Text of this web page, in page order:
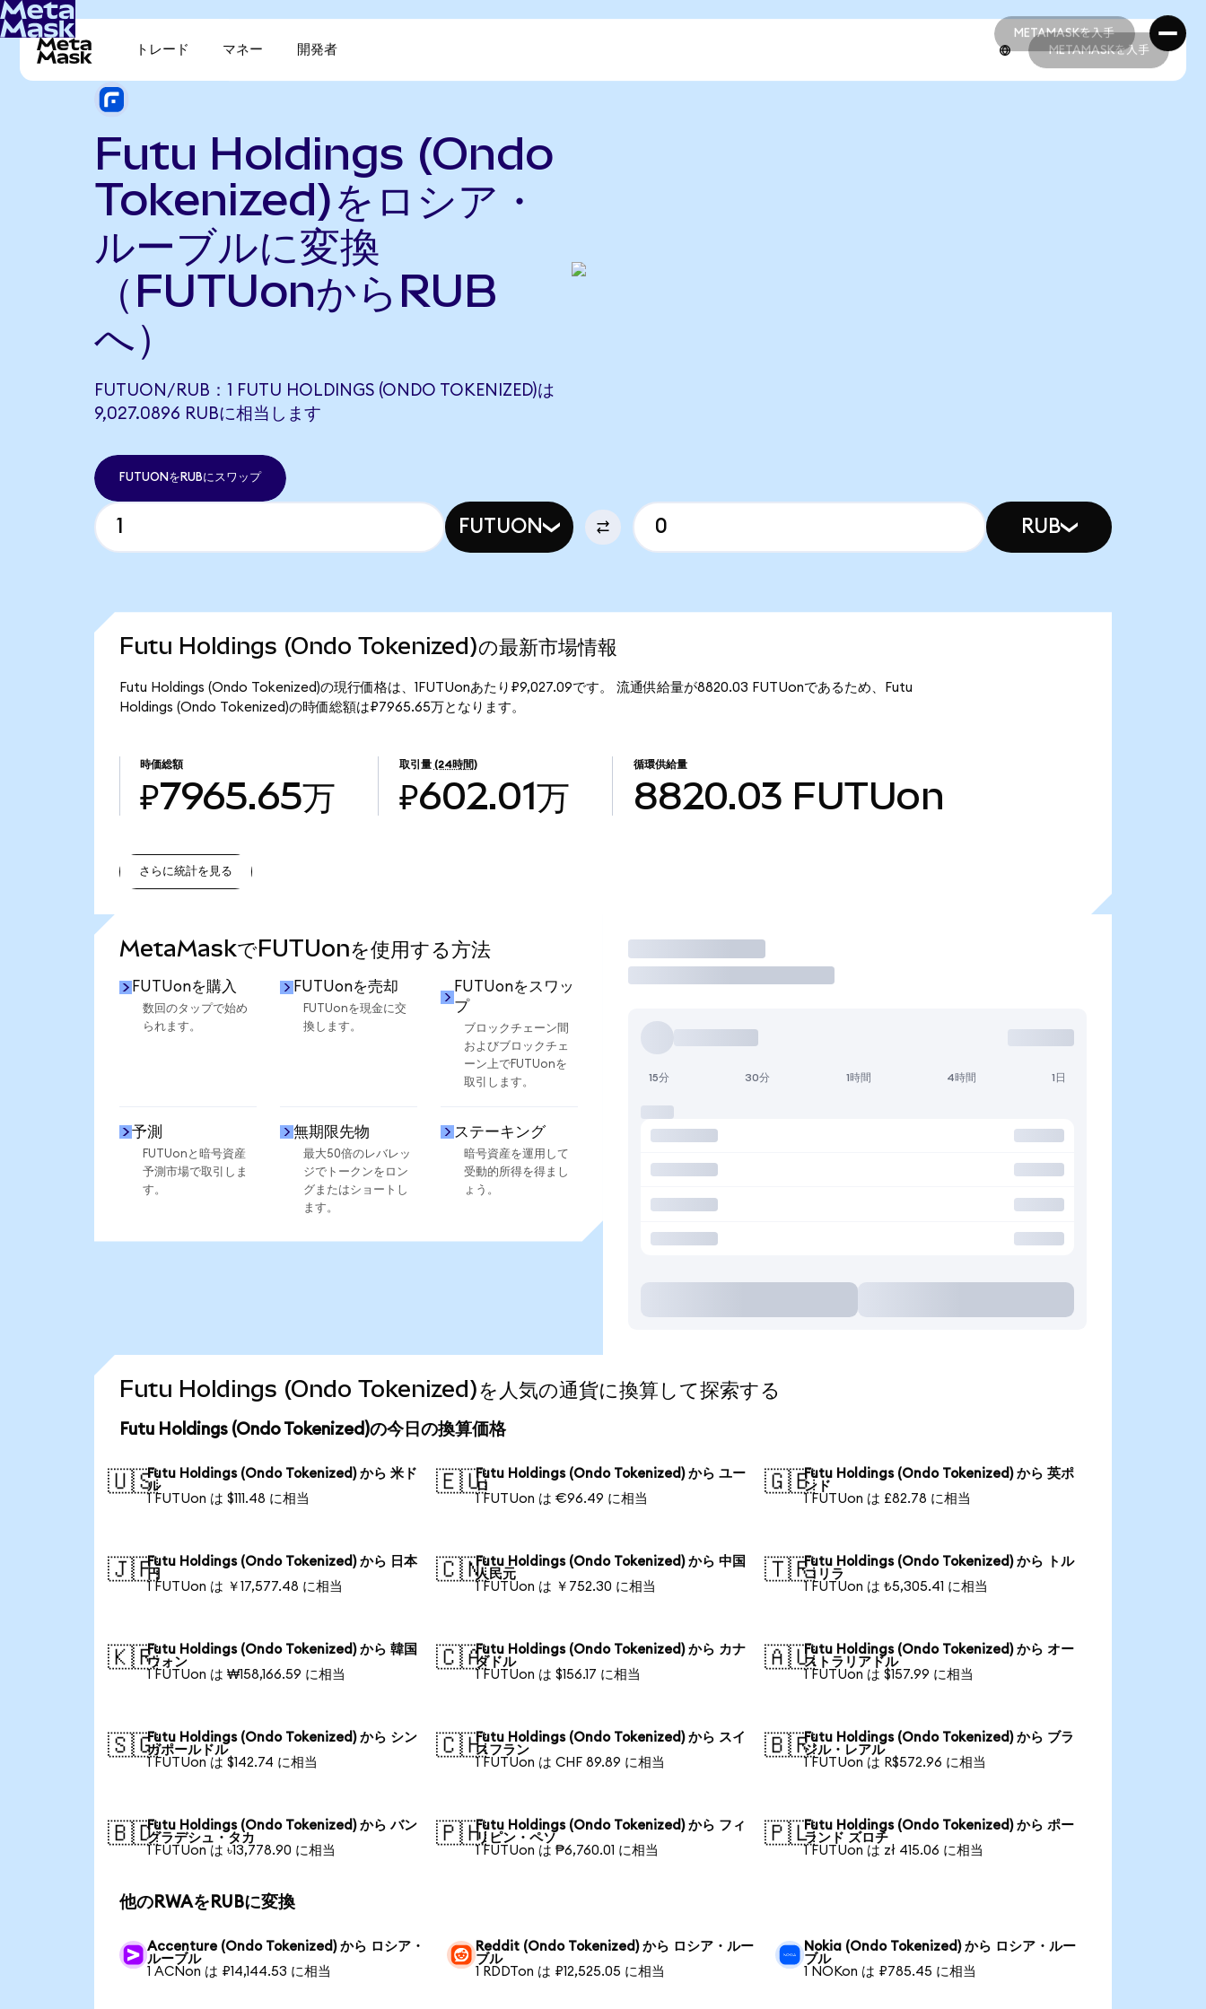
METAMASKを入手
METAMASKを入手
トレード マネー 開発者 METAMASKを入手
Futu Holdings (Ondo
Tokenized)をロシア・
ルーブルに変換
（FUTUonからRUB
へ）
FUTUON/RUB：1 FUTU HOLDINGS (ONDO TOKENIZED)は
9,027.0896 RUBに相当します
FUTUONをRUBにスワップ
FUTUON RUB
Futu Holdings (Ondo Tokenized)の最新市場情報
Futu Holdings (Ondo Tokenized)の現行価格は、1FUTUonあたり₽9,027.09です。 流通供給量が8820.03 FUTUonであるため、Futu
Holdings (Ondo Tokenized)の時価総額は₽7965.65万となります。
時価総額
₽7965.65万
取引量 (24時間)
₽602.01万
循環供給量
8820.03 FUTUon
さらに統計を見る
MetaMaskでFUTUonを使用する方法
FUTUonを購入
数回のタップで始め
られます。
FUTUonを売却
FUTUonを現金に交
換します。
FUTUonをスワッ
プ
ブロックチェーン間
およびブロックチェ
ーン上でFUTUonを
取引します。
予測
FUTUonと暗号資産
予測市場で取引しま
す。
無期限先物
最大50倍のレバレッ
ジでトークンをロン
グまたはショートし
ます。
ステーキング
暗号資産を運用して
受動的所得を得まし
ょう。
取引
15分 30分 1時間 4時間 1日
Futu Holdings (Ondo Tokenized)を人気の通貨に換算して探索する
Futu Holdings (Ondo Tokenized)の今日の換算価格
🇺🇸Futu Holdings (Ondo Tokenized) から 米ド
ル
1 FUTUon は $111.48 に相当
🇪🇺Futu Holdings (Ondo Tokenized) から ユー
ロ
1 FUTUon は €96.49 に相当
🇬🇧Futu Holdings (Ondo Tokenized) から 英ポ
ンド
1 FUTUon は £82.78 に相当
🇯🇵Futu Holdings (Ondo Tokenized) から 日本
円
1 FUTUon は ￥17,577.48 に相当
🇨🇳Futu Holdings (Ondo Tokenized) から 中国
人民元
1 FUTUon は ￥752.30 に相当
🇹🇷Futu Holdings (Ondo Tokenized) から トル
コリラ
1 FUTUon は ₺5,305.41 に相当
🇰🇷Futu Holdings (Ondo Tokenized) から 韓国
ウォン
1 FUTUon は ₩158,166.59 に相当
🇨🇦Futu Holdings (Ondo Tokenized) から カナ
ダドル
1 FUTUon は $156.17 に相当
🇦🇺Futu Holdings (Ondo Tokenized) から オー
ストラリアドル
1 FUTUon は $157.99 に相当
🇸🇬Futu Holdings (Ondo Tokenized) から シン
ガポールドル
1 FUTUon は $142.74 に相当
🇨🇭Futu Holdings (Ondo Tokenized) から スイ
スフラン
1 FUTUon は CHF 89.89 に相当
🇧🇷Futu Holdings (Ondo Tokenized) から ブラ
ジル・レアル
1 FUTUon は R$572.96 に相当
🇧🇩Futu Holdings (Ondo Tokenized) から バン
グラデシュ・タカ
1 FUTUon は ৳13,778.90 に相当
🇵🇭Futu Holdings (Ondo Tokenized) から フィ
リピン・ペソ
1 FUTUon は ₱6,760.01 に相当
🇵🇱Futu Holdings (Ondo Tokenized) から ポー
ランド ズロチ
1 FUTUon は zł 415.06 に相当
他のRWAをRUBに変換
Accenture (Ondo Tokenized) から ロシア・
ルーブル
1 ACNon は ₽14,144.53 に相当
Reddit (Ondo Tokenized) から ロシア・ルー
ブル
1 RDDTon は ₽12,525.05 に相当
Nokia (Ondo Tokenized) から ロシア・ルー
ブル
1 NOKon は ₽785.45 に相当